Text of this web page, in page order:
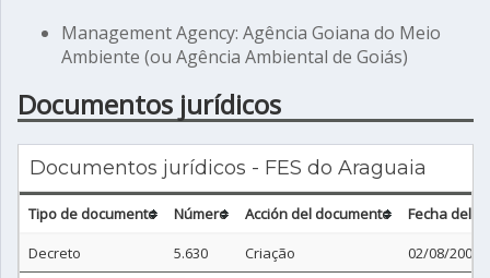
Management Agency: Agência Goiana do Meio
Ambiente (ou Agência Ambiental de Goiás)
Documentos jurídicos
Documentos jurídicos - FES do Araguaia
Tipo de documento Número Acción del documento
Fecha del
Decreto
5.630 Criação 02/08/2002